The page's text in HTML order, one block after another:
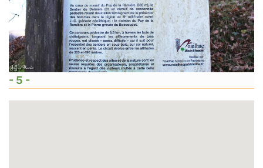
- 5 -